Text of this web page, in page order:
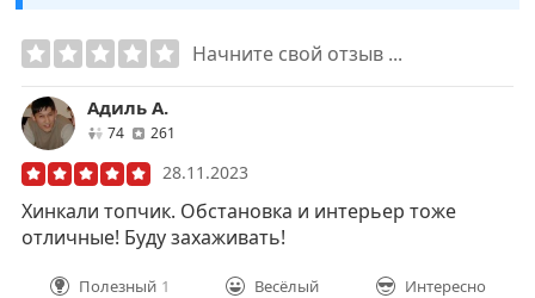
Начните свой отзыв ...
Адиль А.
74друзей
261
28.11.2023
Хинкали топчик. Обстановка и интерьер тоже
отличные! Буду захаживать!
Полезный 1 Весёлый Интересно